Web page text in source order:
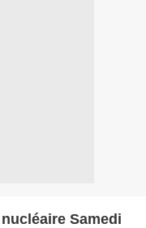
Samedi